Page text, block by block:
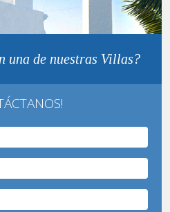
una de nuestras Villas?